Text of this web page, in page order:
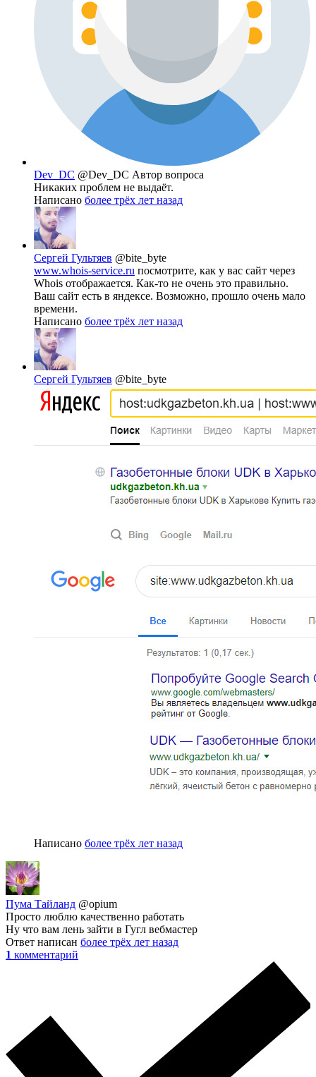
Dev_DC @Dev_DC Автор вопроса
Никаких проблем не выдаёт.
Написано более трёх лет назад
Сергей Гультяев @bite_byte
www.whois-service.ru посмотрите, как у вас сайт через
Whois отображается. Как-то не очень это правильно.
Ваш сайт есть в яндексе. Возможно, прошло очень мало
времени.
Написано более трёх лет назад
Сергей Гультяев @bite_byte
Написано более трёх лет назад
Пума Тайланд @opium
Просто люблю качественно работать
Ну что вам лень зайти в Гугл вебмастер
Ответ написан более трёх лет назад
1 комментарий